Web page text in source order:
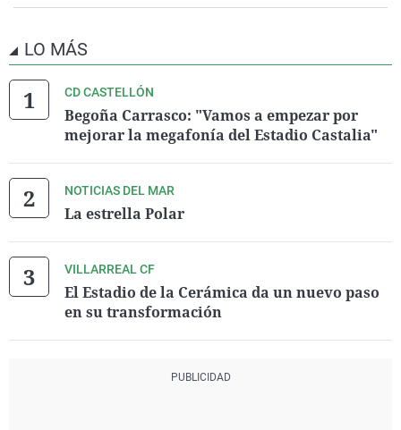
LO MÁS
CD CASTELLÓN
Begoña Carrasco: "Vamos a empezar por
mejorar la megafonía del Estadio Castalia"
NOTICIAS DEL MAR
La estrella Polar
VILLARREAL CF
El Estadio de la Cerámica da un nuevo paso
en su transformación